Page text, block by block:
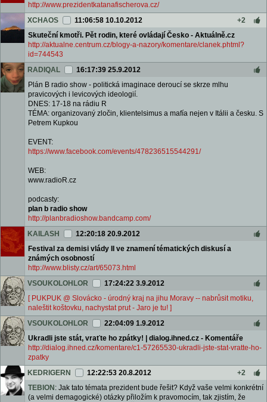
http://www.prezidentkatanafischerova.cz/
XCHAOS
11:06:58 10.10.2012
+2
Skuteční kmotři. Pět rodin, které ovládají Česko - Aktuálně.cz
http://aktualne.centrum.cz/blogy-a-nazory/komentare/clanek.phtml?
id=744543
RADIQAL
16:17:39 25.9.2012
Plán B radio show - politická imaginace deroucí se skrze mlhu
pravicových i levicových ideologií.
DNES: 17-18 na rádiu R
TÉMA: organizovaný zločin, klientelsimus a mafía nejen v Itálii a česku. S
Petrem Kupkou
EVENT:
https://www.facebook.com/events/478236515544291/
WEB:
www.radioR.cz
podcasty:
plan b radio show
http://planbradioshow.bandcamp.com/
KAILASH
12:20:18 20.9.2012
Festival za demisi vlády II ve znamení tématických diskusí a
známých osobností
http://www.blisty.cz/art/65073.html
VSOUKOLOHLOR
17:24:22 3.9.2012
[ PUKPUK @ Slovácko - úrodný kraj na jihu Moravy -- nabrůsit motiku,
naleštit koštovku, nachystat prut - Jaro je tu! ]
VSOUKOLOHLOR
22:04:09 1.9.2012
Ukradli jste stát, vraťte ho zpátky! | dialog.ihned.cz - Komentáře
http://dialog.ihned.cz/komentare/c1-57265530-ukradli-jste-stat-vratte-ho-
zpatky
KEDRIGERN
12:22:53 20.8.2012
+2
TEBION : Jak tato témata prezident bude řešit? Když vaše velmi konkrétní
(a velmi demagogické) otázky přiložím k pravomocím, tak zjistím, že